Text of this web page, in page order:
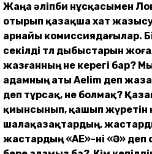
Жаңа әліпби нұсқасымен
отырып қазақша хат
арнайы комиссиядағылар.
секілді төл дыбыстарын
жазғанның не керегі бар?
адамның аты Аеlіm деп
деп тұрсақ, не болмақ?
қиынсынып, қашып жүретін
шалақазақтардың,
жастардың «АЕ»-ні «Ә» деп